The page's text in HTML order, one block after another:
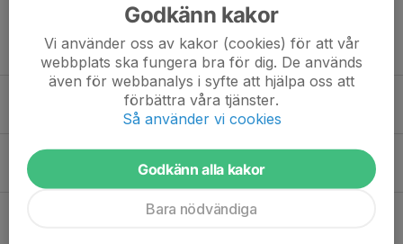
Tidigare nyheter
BD-open 7-9/8
30 jul, 13:08 0
Kråkcupen 11/7
0
Godkänn kakor
Vi använder oss av kakor (cookies) för att vår
webbplats ska fungera bra för dig. De används
även för webbanalys i syfte att hjälpa oss att
förbättra våra tjänster.
Så använder vi cookies
Godkänn alla kakor
Bara nödvändiga